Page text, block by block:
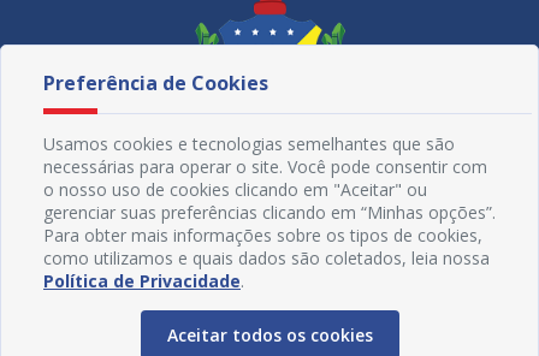
Redes Sociais
Preferência de Cookies
Usamos cookies e tecnologias semelhantes que são
necessárias para operar o site. Você pode consentir com
o nosso uso de cookies clicando em "Aceitar" ou
gerenciar suas preferências clicando em “Minhas opções”.
Para obter mais informações sobre os tipos de cookies,
como utilizamos e quais dados são coletados, leia nossa
Política de Privacidade.
Aceitar todos os cookies